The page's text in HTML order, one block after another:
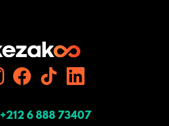
+212 6 888 73407